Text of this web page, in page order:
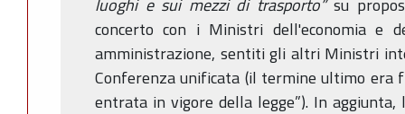
luoghi e sui mezzi di trasporto”su
concerto con i Ministri dell'economia e
amministrazione, sentiti gli altri Ministri
Conferenza unificata (il termine ultimo era
entrata in vigore della legge”). In